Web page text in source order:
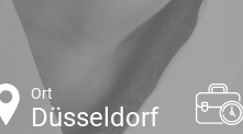
Ort
Düsseldorf